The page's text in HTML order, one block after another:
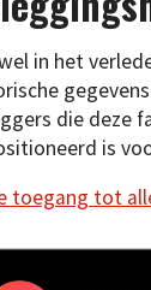
in het
die deze
is
toegang tot